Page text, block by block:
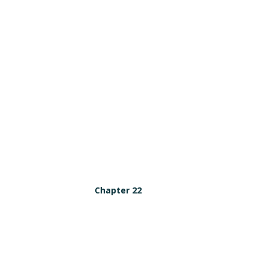
Chapter 22